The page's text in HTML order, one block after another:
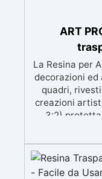
ART
La Resina per
decorazioni
quadri,
creazioni
3:2) protetta
speciali filtri
in 12-24h